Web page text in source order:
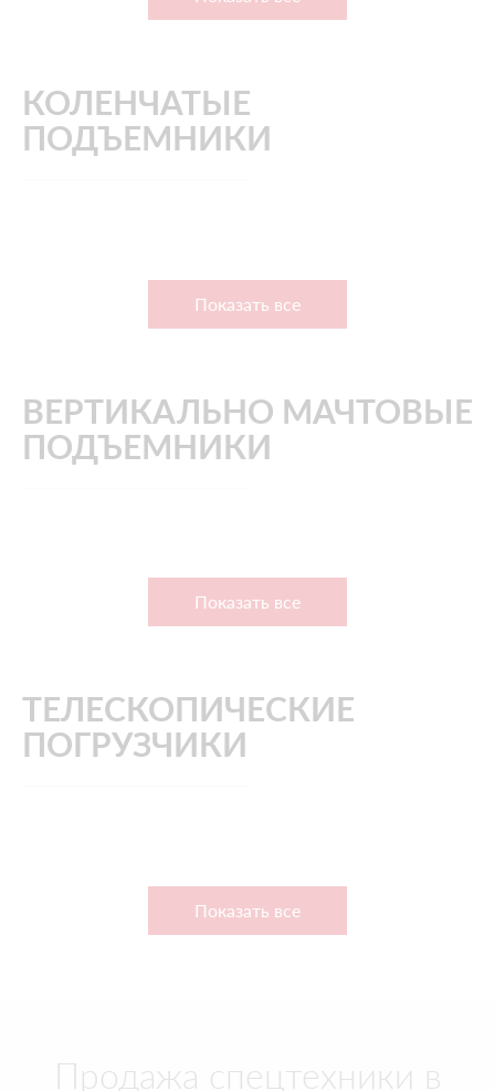
КОЛЕНЧАТЫЕ
ПОДЪЕМНИКИ
Показать все
ВЕРТИКАЛЬНО МАЧТОВЫЕ
ПОДЪЕМНИКИ
Показать все
ТЕЛЕСКОПИЧЕСКИЕ
ПОГРУЗЧИКИ
Показать все
Продажа спецтехники в